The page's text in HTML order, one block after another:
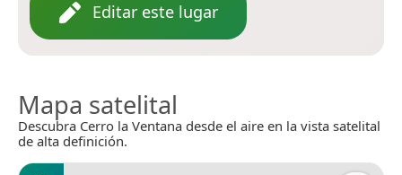
Editar este lugar
Mapa satelital
Descubra Cerro la Ventana desde el aire en la vista satelital
de alta definición.